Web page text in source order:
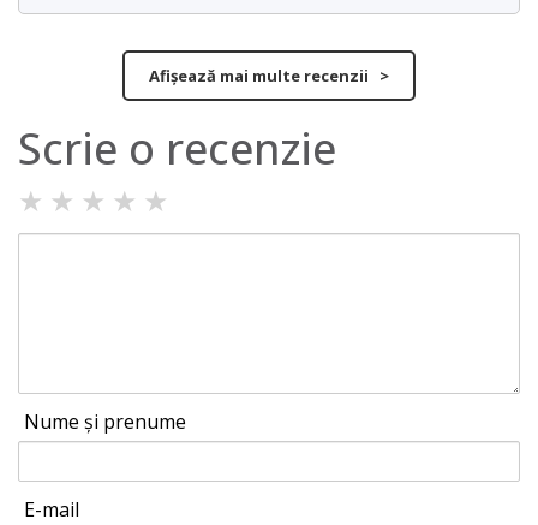
Afișează mai multe recenzii >
Scrie o recenzie
★ ★ ★ ★ ★
Nume și prenume
E-mail